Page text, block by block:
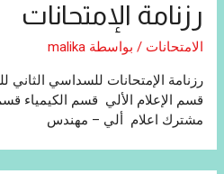
رزنامة الإمتحانات
الامتحانات / بواسطة malika
قسم الإعلام الألي قسم الكيمياء
مشترك اعلام ألي – مهندس